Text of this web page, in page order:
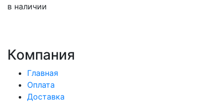
в наличии
Компания
Главная
Оплата
Доставка